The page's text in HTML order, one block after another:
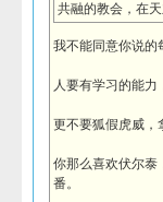
共融的教会，在
我不能同意你说的
人要有学习的能力
更不要狐假虎威，
你那么喜欢伏尔泰
番。